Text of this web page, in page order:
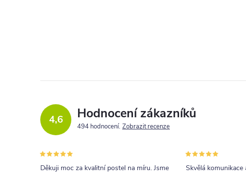
4,6 Hodnocení zákazníků
494 hodnocení Zobrazit recenze
Děkuji moc za kvalitní postel na míru. Jsme
Skvělá komunikace